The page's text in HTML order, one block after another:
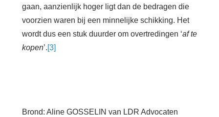
gaan, aanzienlijk hoger ligt dan de bedragen die
voorzien waren bij een minnelijke schikking. Het
wordt dus een stuk duurder om overtredingen ‘af te
kopen’.[3]
Brond: Aline GOSSELIN van LDR Advocaten